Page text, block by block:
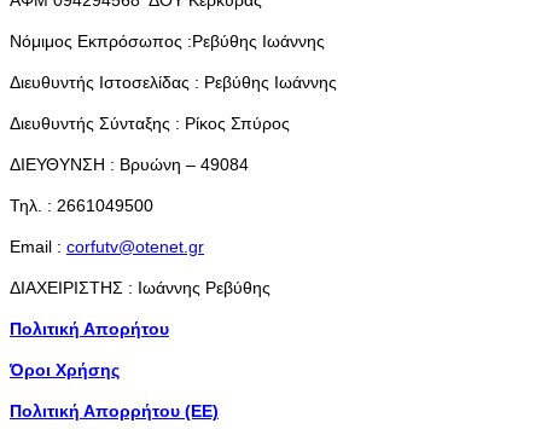
Νόμιμος Εκπρόσωπος :Ρεβύθης Ιωάννης
Διευθυντής Ιστοσελίδας : Ρεβύθης Ιωάννης
Διευθυντής Σύνταξης : Ρίκος Σπύρος
ΔΙΕΥΘΥΝΣΗ : Βρυώνη – 49084
Τηλ. : 2661049500
Email : corfutv@otenet.gr
ΔΙΑΧΕΙΡΙΣΤΗΣ : Ιωάννης Ρεβύθης
Πολιτική Απορήτου
Όροι Χρήσης
Πολιτική Απορρήτου (ΕΕ)